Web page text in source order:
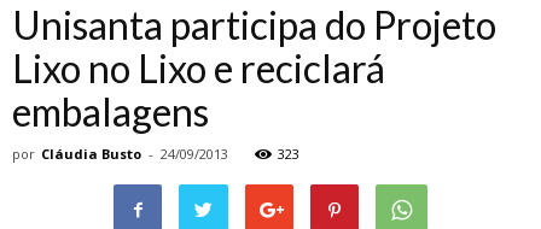
Unisanta participa do Projeto
Lixo no Lixo e reciclará
embalagens
por Cláudia Busto - 24/09/2013 323